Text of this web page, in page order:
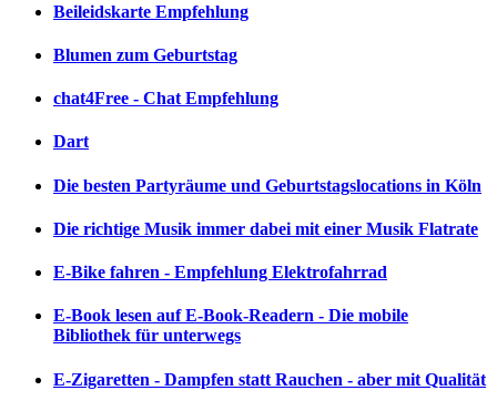
Beileidskarte Empfehlung
Blumen zum Geburtstag
chat4Free - Chat Empfehlung
Dart
Die besten Partyräume und Geburtstagslocations in Köln
Die richtige Musik immer dabei mit einer Musik Flatrate
E-Bike fahren - Empfehlung Elektrofahrrad
E-Book lesen auf E-Book-Readern - Die mobile
Bibliothek für unterwegs
E-Zigaretten - Dampfen statt Rauchen - aber mit Qualität